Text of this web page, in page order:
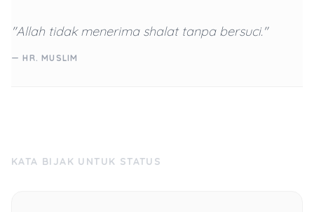
"Allah tidak menerima shalat tanpa bersuci."
— HR. MUSLIM
KATA BIJAK UNTUK STATUS